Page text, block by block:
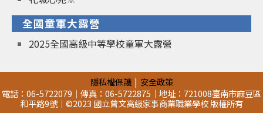
全國童軍大露營
2025全國高級中等學校童軍大露營
隱私權保護
安全政策
電話：06-5722079｜傳真：06-5722875｜地址：721008臺南市麻豆區
和平路9號｜©2023 國立曾文高級家事商業職業學校 版權所有